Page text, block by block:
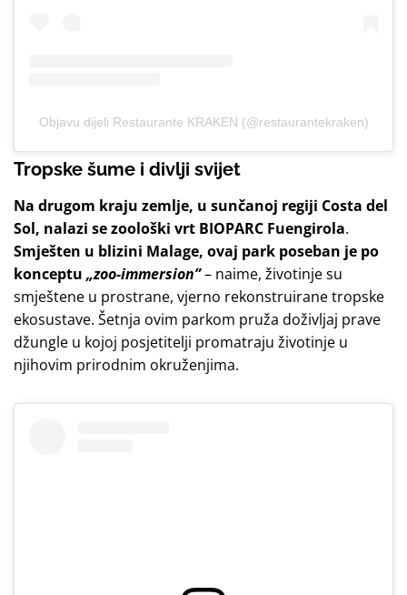
Objavu dijeli Restaurante KRAKEN (@restaurantekraken)
Tropske šume i divlji svijet
Na drugom kraju zemlje, u sunčanoj regiji Costa del
Sol, nalazi se zoološki vrt BIOPARC Fuengirola.
Smješten u blizini Malage, ovaj park poseban je po
konceptu „zoo-immersion”– naime, životinje su
smještene u prostrane, vjerno rekonstruirane tropske
ekosustave. Šetnja ovim parkom pruža doživljaj prave
džungle u kojoj posjetitelji promatraju životinje u
njihovim prirodnim okruženjima.